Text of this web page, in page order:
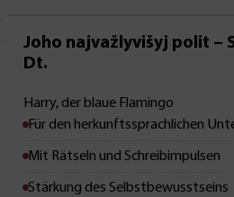
Mit Leseprobe!
Joho najvažlyvišyj polit –
Dt.
Harry, der blaue Flamingo
Für den herkunftssprachlichen
Mit Rätseln und Schreibimpulsen
Stärkung des Selbstbewusstseins